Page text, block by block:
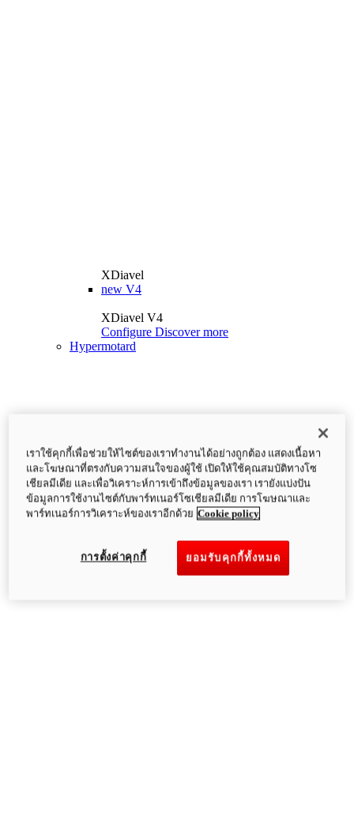
XDiavel
new V4
XDiavel V4
Configure Discover more
Hypermotard
เราใช้คุกกี้เพื่อช่วยให้ไซต์ของเราทำงานได้อย่างถูกต้อง แสดงเนื้อหา
และโฆษณาที่ตรงกับความสนใจของผู้ใช้ เปิดให้ใช้คุณสมบัติทางโซ
เชียลมีเดีย และเพื่อวิเคราะห์การเข้าถึงข้อมูลของเรา เรายังแบ่งปัน
ข้อมูลการใช้งานไซต์กับพาร์ทเนอร์โซเชียลมีเดีย การโฆษณาและ
พาร์ทเนอร์การวิเคราะห์ของเราอีกด้วย Cookie policy
ยอมรับคุกกี้ทั้งหมด
การตั้งค่าคุกกี้